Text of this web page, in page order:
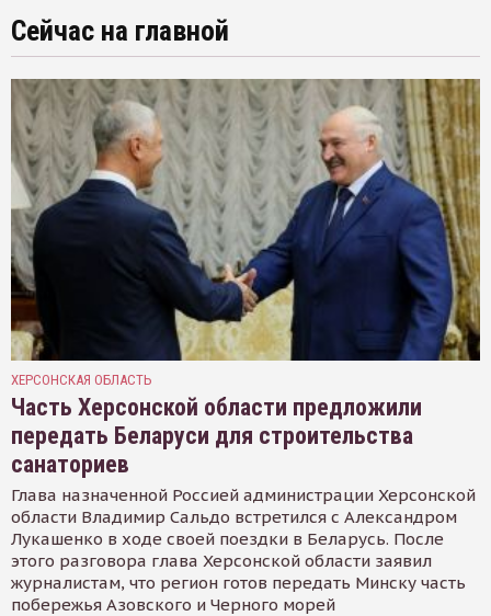
Сейчас на главной
ХЕРСОНСКАЯ ОБЛАСТЬ
Часть Херсонской области предложили
передать Беларуси для строительства
санаториев
Глава назначенной Россией администрации Херсонской
области Владимир Сальдо встретился с Александром
Лукашенко в ходе своей поездки в Беларусь. После
этого разговора глава Херсонской области заявил
журналистам, что регион готов передать Минску часть
побережья Азовского и Черного морей